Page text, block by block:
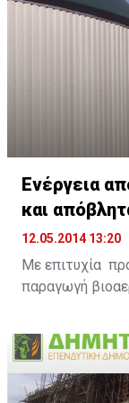
ENERGY
την
Ενέργεια
και
12.05.2014 13:20
Με επιτυχία
παραγωγή
στην
στο χωριό
έργο